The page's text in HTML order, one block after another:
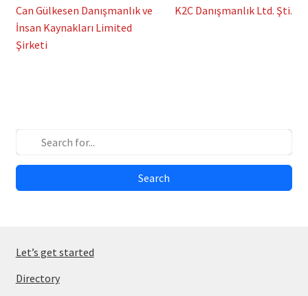
Post
navigation
Previous
post:
Can Gülkesen Danışmanlık ve
İnsan Kaynakları Limited
Şirketi
Next
K2C Danışmanlık Ltd. Şti.
Search
Let’s get started
Directory